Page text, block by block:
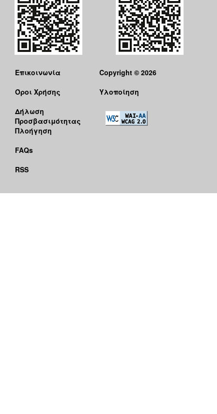
Επικοινωνία
Όροι Χρήσης
Δήλωση
Προσβασιμότητας
Πλοήγηση
FAQs
RSS
Copyright © 2026
Υλοποίηση